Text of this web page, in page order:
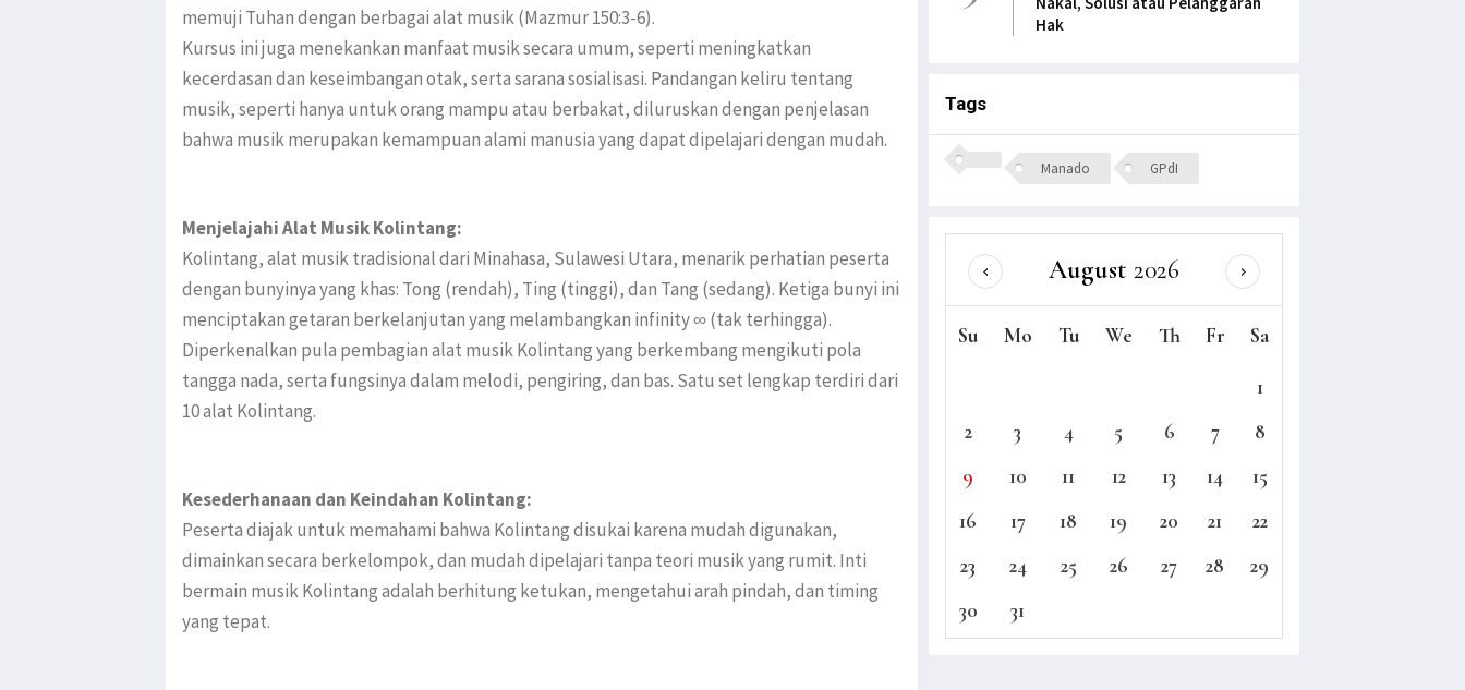
memuji Tuhan dengan berbagai alat musik (Mazmur 150:3-6).
Kursus ini juga menekankan manfaat musik secara umum, seperti meningkatkan
kecerdasan dan keseimbangan otak, serta sarana sosialisasi. Pandangan keliru tentang
musik, seperti hanya untuk orang mampu atau berbakat, diluruskan dengan penjelasan
bahwa musik merupakan kemampuan alami manusia yang dapat dipelajari dengan mudah.
Menjelajahi Alat Musik Kolintang:
Kolintang, alat musik tradisional dari Minahasa, Sulawesi Utara, menarik perhatian peserta
dengan bunyinya yang khas: Tong (rendah), Ting (tinggi), dan Tang (sedang). Ketiga bunyi ini
menciptakan getaran berkelanjutan yang melambangkan infinity ∞ (tak terhingga).
Diperkenalkan pula pembagian alat musik Kolintang yang berkembang mengikuti pola
tangga nada, serta fungsinya dalam melodi, pengiring, dan bas. Satu set lengkap terdiri dari
10 alat Kolintang.
Kesederhanaan dan Keindahan Kolintang:
Peserta diajak untuk memahami bahwa Kolintang disukai karena mudah digunakan,
dimainkan secara berkelompok, dan mudah dipelajari tanpa teori musik yang rumit. Inti
bermain musik Kolintang adalah berhitung ketukan, mengetahui arah pindah, dan timing
yang tepat.
Hak
Tags
Manado GPdI
August 2026
Su Mo Tu We Th Fr Sa
1
2
3 4 5 6 7
8
9
10 11 12 13 14
15
16
17 18 19 20 21
22
23
24 25 26 27 28
29
30
31